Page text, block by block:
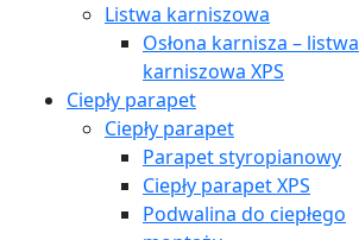
Listwa karniszowa
Osłona karnisza – listwa
karniszowa XPS
Ciepły parapet
Ciepły parapet
Parapet styropianowy
Ciepły parapet XPS
Podwalina do ciepłego